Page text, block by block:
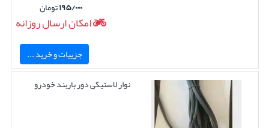
۱۹۵/۰۰۰تومان
امکان ارسال روزانه
جزییات و خرید ...
نوار لاستیکی دور باربند خودرو